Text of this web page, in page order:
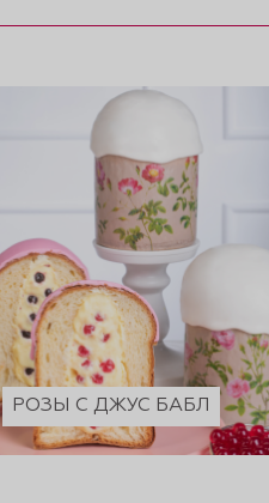
РОЗЫ С ДЖУС БАБЛ